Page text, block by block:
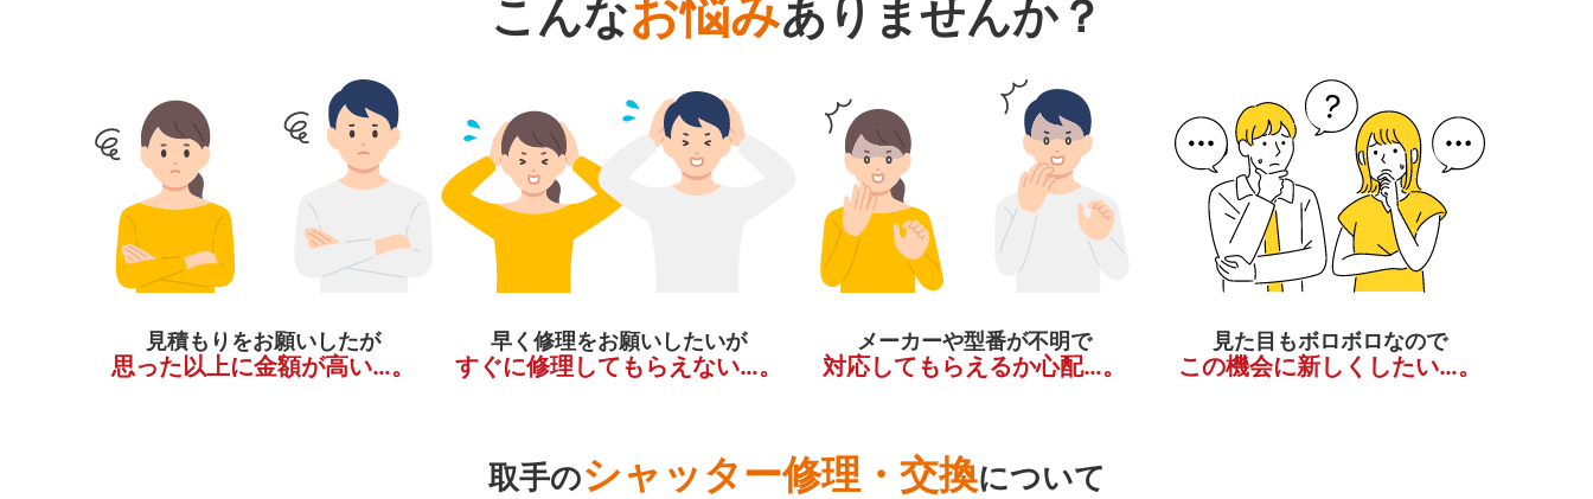
こんなお悩みありませんか？
見積もりをお願いしたが
思った以上に金額が高い…。
早く修理をお願いしたいが
すぐに修理してもらえない…。
メーカーや型番が不明で
対応してもらえるか心配…。
見た目もボロボロなので
この機会に新しくしたい…。
取手のシャッター修理・交換について